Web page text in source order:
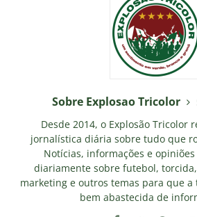
Sobre Explosao Tricolor
Desde 2014, o Explosão Tricolor
jornalística diária sobre tudo que
Notícias, informações e
diariamente sobre futebol,
marketing e outros temas para que
bem abastecida de